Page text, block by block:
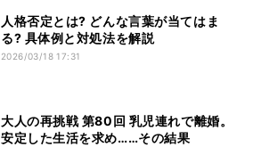
人格否定とは? どんな言葉が当てはま
る? 具体例と対処法を解説
2026/03/18 17:31
大人の再挑戦 第80回 乳児連れで離婚。
安定した生活を求め……その結果